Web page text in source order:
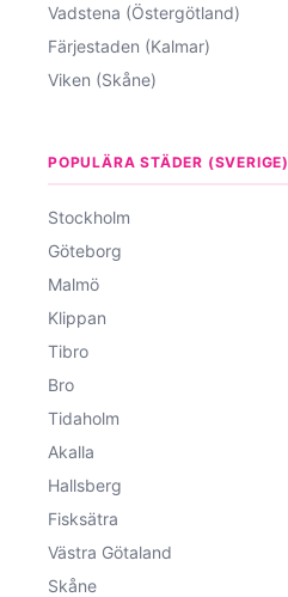
Vadstena (Östergötland)
Färjestaden (Kalmar)
Viken (Skåne)
POPULÄRA STÄDER (SVERIGE)
Stockholm
Göteborg
Malmö
Klippan
Tibro
Bro
Tidaholm
Akalla
Hallsberg
Fisksätra
Västra Götaland
Skåne